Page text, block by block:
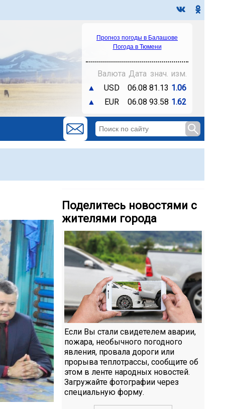
Прогноз погоды в Балашове
Погода в Тюмени
Валюта Дата знач. изм.
▲
USD 06.08 81.13 1.06
▲
EUR 06.08 93.58 1.62
Поделитесь новостями с
жителями города
Если Вы стали свидетелем аварии,
пожара, необычного погодного
явления, провала дороги или
прорыва теплотрассы, сообщите об
этом в ленте народных новостей.
Загружайте фотографии через
специальную форму.